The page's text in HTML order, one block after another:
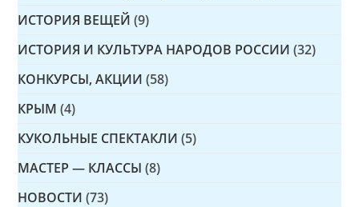
ИСТОРИЯ ВЕЩЕЙ (9)
ИСТОРИЯ И КУЛЬТУРА НАРОДОВ РОССИИ (32)
КОНКУРСЫ, АКЦИИ (58)
КРЫМ (4)
КУКОЛЬНЫЕ СПЕКТАКЛИ (5)
МАСТЕР — КЛАССЫ (8)
НОВОСТИ (73)